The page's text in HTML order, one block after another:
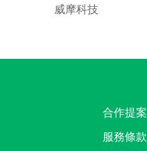
威摩科技
合作提案
服務條款